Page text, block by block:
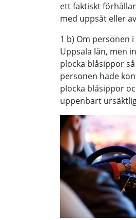
ett faktiskt
med uppsåt eller
1 b) Om personen
Uppsala län, men
plocka blåsippor
personen hade
plocka blåsippor
uppenbart